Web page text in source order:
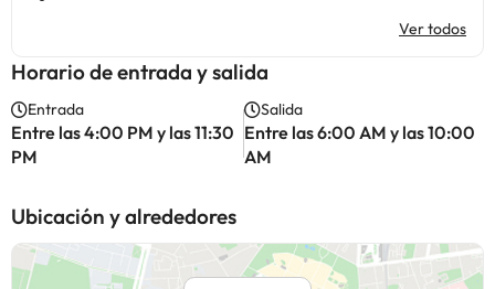
Ver todos
Horario de entrada y salida
Entrada
Entre las 4:00 PM y las 11:30
PM
Salida
Entre las 6:00 AM y las 10:00
AM
Ubicación y alrededores